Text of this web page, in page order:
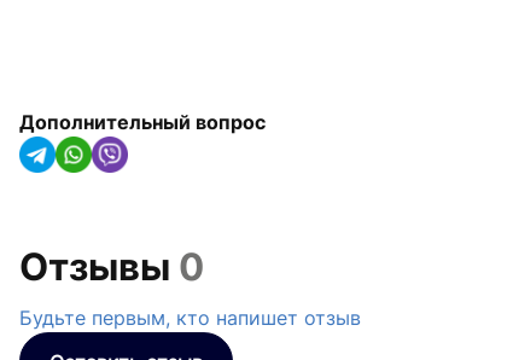
Трубная изоляция и крепления
Дополнительный вопрос
Отзывы 0
Будьте первым, кто напишет отзыв